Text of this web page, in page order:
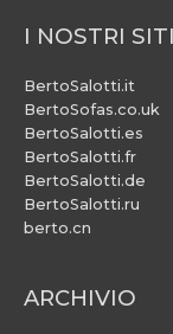
I NOSTRI SITI
BertoSalotti.it
BertoSofas.co.uk
BertoSalotti.es
BertoSalotti.fr
BertoSalotti.de
BertoSalotti.ru
berto.cn
ARCHIVIO
ARCHIVIO